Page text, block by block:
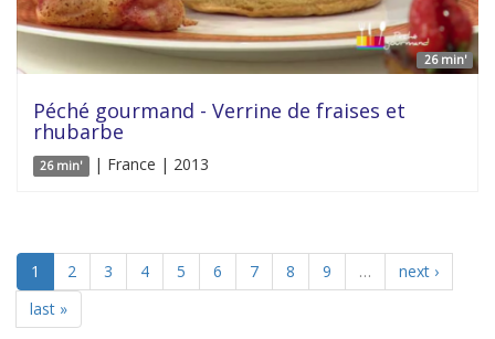
26 min'
Péché gourmand - Verrine de fraises et
rhubarbe
26 min' | France | 2013
1 2 3 4 5 6 7 8 9 …
next ›
last »